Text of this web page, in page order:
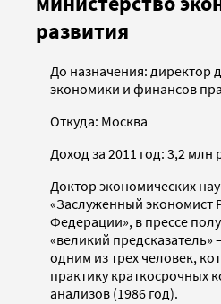
развития
До назначения: директор
экономики и финансов
Откуда: Москва
Доход за 2011 год: 3,2 млн
Доктор экономических
«Заслуженный экономист
Федерации», в прессе
«великий
одним из трех человек,
практику краткосрочных
анализов (1986 год).